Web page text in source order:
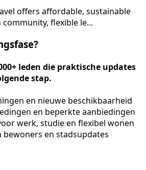
offers affordable, sustainable
flexible le...
leden die praktische updates
stap.
en nieuwe beschikbaarheid
en beperkte aanbiedingen
werk, studie en flexibel wonen
bewoners en stadsupdates